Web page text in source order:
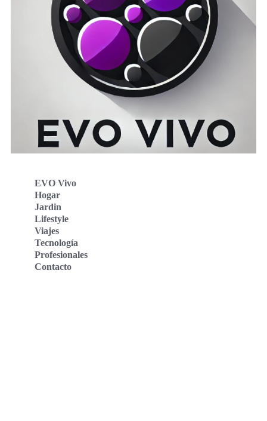
EVO Vivo
Hogar
Jardin
Lifestyle
Viajes
Tecnología
Profesionales
Contacto